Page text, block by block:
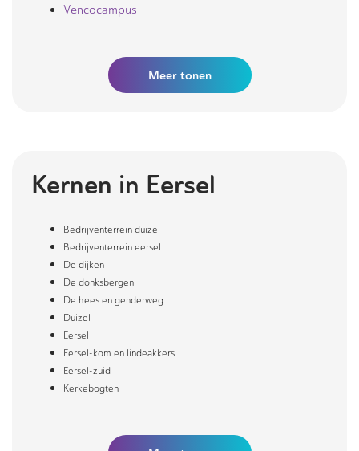
Vencocampus
Meertonen
Kernen in Eersel
Bedrijventerrein duizel
Bedrijventerrein eersel
De dijken
De donksbergen
De hees en genderweg
Duizel
Eersel
Eersel-kom en lindeakkers
Eersel-zuid
Kerkebogten